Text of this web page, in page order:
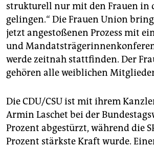
strukturell nur mit den Frauen in
gelingen.“ Die Frauen Union
jetzt angestoßenen Prozess mit
und
werde zeitnah stattfinden. Der
gehören alle weiblichen
Die CDU/CSU ist mit ihrem
Armin Laschet bei der
Prozent abgestürzt, während die
Prozent stärkste Kraft wurde.